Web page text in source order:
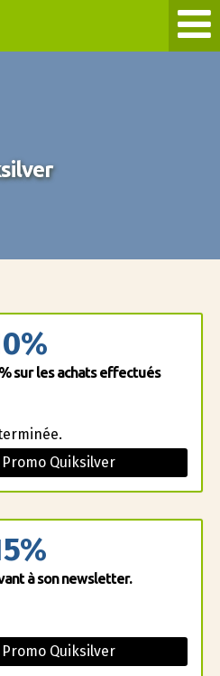
sur les achats effectués
Quiksilver
à son newsletter.
Quiksilver